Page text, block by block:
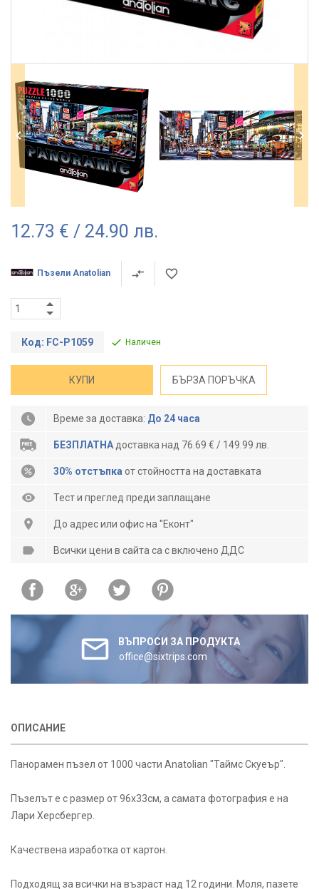
12.73 € / 24.90 лв.
Пъзели Anatolian
Код: FC-P1059 Наличен
КУПИ БЪРЗА ПОРЪЧКА
Време за доставка: До 24 часа
БЕЗПЛАТНА доставка над 76.69 € / 149.99 лв.
30% отстъпка от стойността на доставката
Тест и преглед преди заплащане
До адрес или офис на "Еконт"
Всички цени в сайта са с включено ДДС
ВЪПРОСИ ЗА ПРОДУКТА
office@sixtrips.com
ОПИСАНИЕ
Панорамен пъзел от 1000 части Anatolian "Таймс Скуеър".
Пъзелът е с размер от 96x33см, а самата фотография е на
Лари Херсбергер.
Качествена изработка от картон.
Подходящ за всички на възраст над 12 години. Моля, пазете